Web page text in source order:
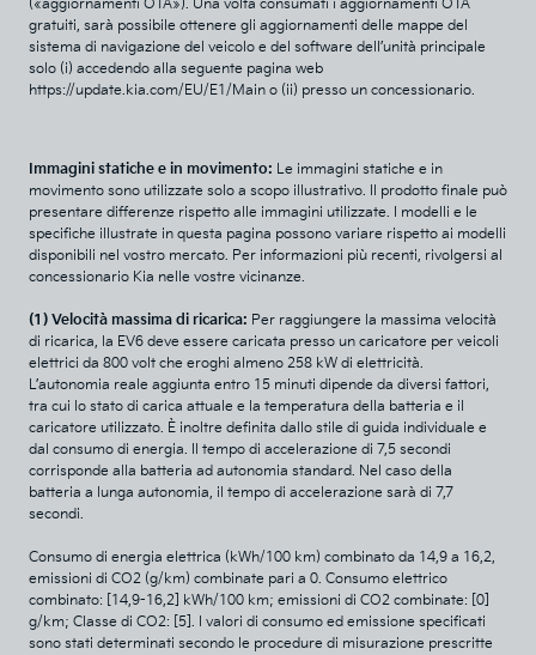
(«aggiornamenti OTA»). Una volta consumati i aggiornamenti OTA
gratuiti, sarà possibile ottenere gli aggiornamenti delle mappe del
sistema di navigazione del veicolo e del software dell’unità principale
solo (i) accedendo alla seguente pagina web
https://update.kia.com/EU/E1/Main o (ii) presso un concessionario.
Immagini statiche e in movimento: Le immagini statiche e in
movimento sono utilizzate solo a scopo illustrativo. Il prodotto finale può
presentare differenze rispetto alle immagini utilizzate. I modelli e le
specifiche illustrate in questa pagina possono variare rispetto ai modelli
disponibili nel vostro mercato. Per informazioni più recenti, rivolgersi al
concessionario Kia nelle vostre vicinanze.
(1) Velocità massima di ricarica: Per raggiungere la massima velocità
di ricarica, la EV6 deve essere caricata presso un caricatore per veicoli
elettrici da 800 volt che eroghi almeno 258 kW di elettricità.
L’autonomia reale aggiunta entro 15 minuti dipende da diversi fattori,
tra cui lo stato di carica attuale e la temperatura della batteria e il
caricatore utilizzato. È inoltre definita dallo stile di guida individuale e
dal consumo di energia. Il tempo di accelerazione di 7,5 secondi
corrisponde alla batteria ad autonomia standard. Nel caso della
batteria a lunga autonomia, il tempo di accelerazione sarà di 7,7
secondi.
Consumo di energia elettrica (kWh/100 km) combinato da 14,9 a 16,2,
emissioni di CO2 (g/km) combinate pari a 0. Consumo elettrico
combinato: [14,9-16,2] kWh/100 km; emissioni di CO2 combinate: [0]
g/km; Classe di CO2: [5]. I valori di consumo ed emissione specificati
sono stati determinati secondo le procedure di misurazione prescritte